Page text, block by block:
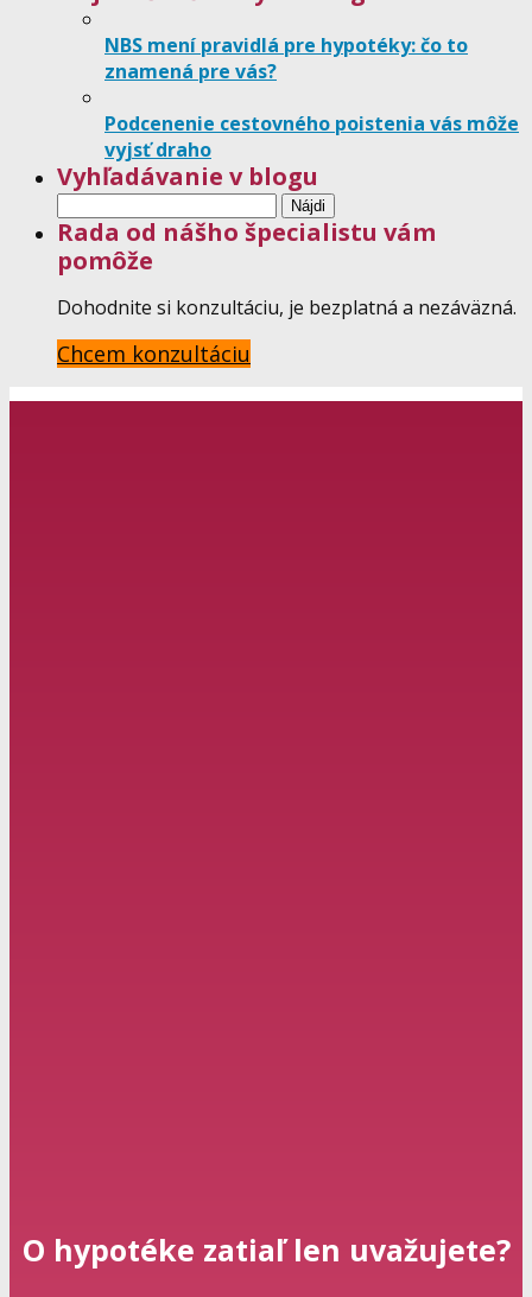
NBS mení pravidlá pre hypotéky: čo to
znamená pre vás?
Podcenenie cestovného poistenia vás môže
vyjsť draho
Vyhľadávanie v blogu
Hľadať:
Rada od nášho špecialistu vám
pomôže
Dohodnite si konzultáciu, je bezplatná a nezáväzná.
Chcem konzultáciu
O hypotéke zatiaľ len uvažujete?